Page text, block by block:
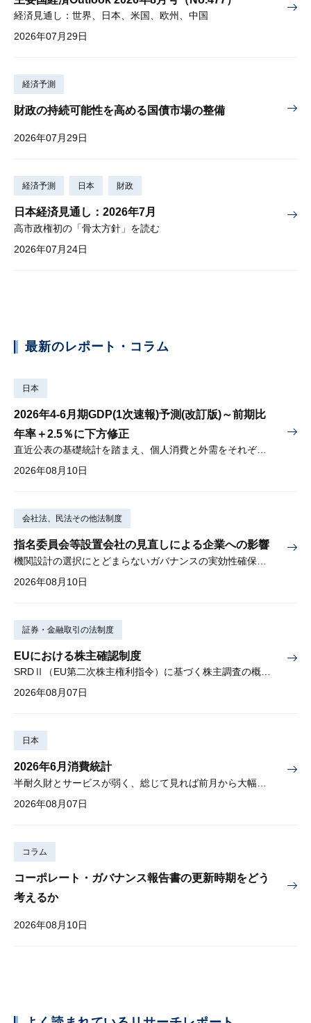
経済見通し：世界、日本、米国、欧州、中国
2026年07月29日
経済予測
財政の持続可能性を高める国債市場の整備
2026年07月29日
経済予測 日本 財政
日本経済見通し：2026年7月
高市政権初の「骨太方針」を読む
2026年07月24日
最新のレポート・コラム
日本
2026年4-6月期GDP(1次速報)予測(改訂版)～前期比
年率＋2.5％に下方修正
直近公表の基礎統計を踏まえ、個人消費と外需をそれぞれ下方修正
2026年08月10日
会社法、民法その他法制度
指名委員会等設置会社の見直しによる企業への影響
2026年08月10日
証券・金融取引の法制度
EUにおける株主確認制度
SRDⅡ（EU第二次株主権利指令）に基づく株主調査の概要と課題
2026年08月07日
日本
2026年6月消費統計
2026年08月07日
コラム
コーポレート・ガバナンス報告書の更新時期をどう
考えるか
2026年08月10日